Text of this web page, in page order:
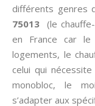
différents genres
75013 (le
en France car le
logements, le
celui qui
monobloc, le
s’adapter aux